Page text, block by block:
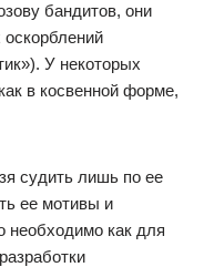
бандитов, они
У некоторых
в косвенной форме,
судить лишь по ее
ее мотивы и
необходимо как для